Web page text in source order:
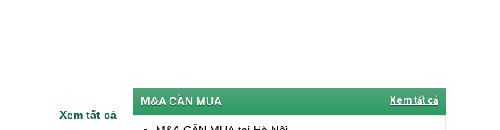
Xem tất cả
M&A CẦN MUA Xem tất cả